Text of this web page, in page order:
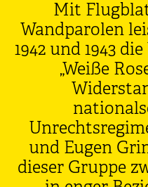
Mit
Wandparolen
1942 und 1943
„Weiße
und Eugen
dieser Gruppe